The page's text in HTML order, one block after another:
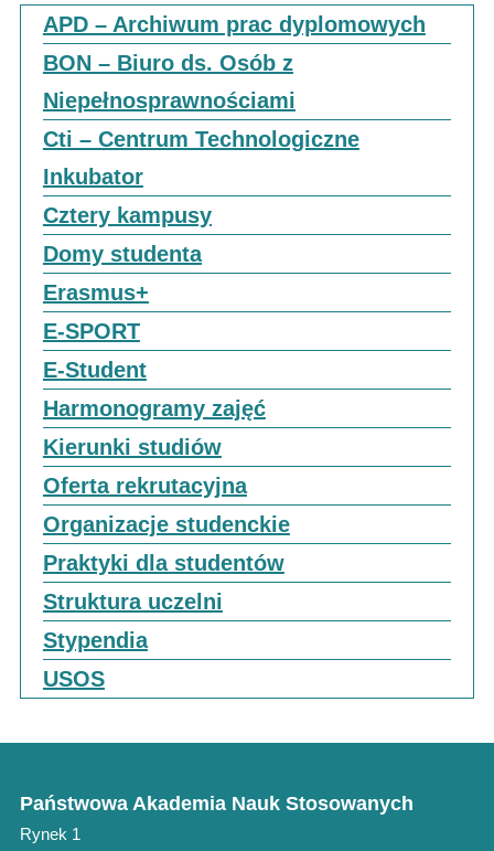
APD – Archiwum prac dyplomowych
BON – Biuro ds. Osób z
Niepełnosprawnościami
Cti – Centrum Technologiczne
Inkubator
Cztery kampusy
Domy studenta
Erasmus+
E-SPORT
E-Student
Harmonogramy zajęć
Kierunki studiów
Oferta rekrutacyjna
Organizacje studenckie
Praktyki dla studentów
Struktura uczelni
Stypendia
USOS
Państwowa Akademia Nauk Stosowanych
Rynek 1